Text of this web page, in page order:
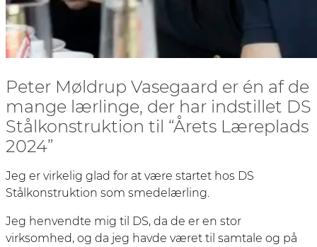
Peter Møldrup Vasegaard er én af de
mange lærlinge, der har indstillet DS
Stålkonstruktion til “Årets Læreplads
2024”
Jeg er virkelig glad for at være startet hos DS
Stålkonstruktion som smedelærling.
Jeg henvendte mig til DS, da de er en stor
virksomhed, og da jeg havde været til samtale og på